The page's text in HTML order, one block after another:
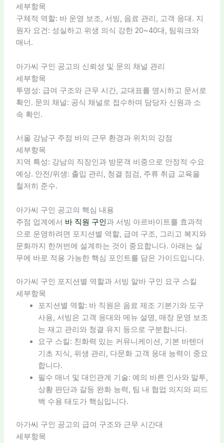
세부항목
구체적 역할: 바 운영 보조, 서빙, 음료 관리, 고객 응대. 지
원자 요건: 성실하고 위생 의식 강한 20~40대, 팀워크와
매너.
아가씨 구인 공고의 신뢰성 및 문의 채널 관리
세부항목
투명성: 급여 구조와 근무 시간, 교대표를 명시하고 문서로
확인. 문의 채널: 공식 채널로 접수하며 담당자 신원과 소
속 확인.
서울 강남구 주점 바의 근무 환경과 위치의 강점
세부항목
지역 특성: 강남의 직장인과 방문객 비중으로 안정적 수요
예상. 안전/위생: 출입 관리, 청결 점검, 주류 취급 교육을
철저히 준수.
아가씨 구인 공고의 핵심 내용
주점 업계에서 바 직원 구인과 서빙 아르바이트를 효과적
으로 운영하려면 포지션별 역할, 급여 구조, 그리고 복지와
문화까지 한꺼번에 설계하는 것이 중요합니다. 아래는 실
무에 바로 적용 가능한 핵심 포인트를 담은 가이드입니다.
아가씨 구인 포지션별 역할과 서빙 알바 구인 요구 스킬
세부항목
포지션별 역할: 바 직원은 음료 제조 기본기와 도구
사용, 서빙은 고객 응대와 메뉴 설명, 매장 운영 보조
는 재고 관리와 청결 유지 등으로 구분합니다.
요구 스킬: 친화력 있는 커뮤니케이션, 기본 바텐더
기초 지식, 위생 관리, 다문화 고객 응대 능력이 중요
합니다.
필수 매너 및 대인관계 기술: 예의 바른 인사와 말투,
상황 판단과 갈등 완화 능력, 팀 내 협업 의지와 피드
백 수용 태도가 핵심입니다.
아가씨 구인 공고의 급여 구조와 근무 시간대
세부항목